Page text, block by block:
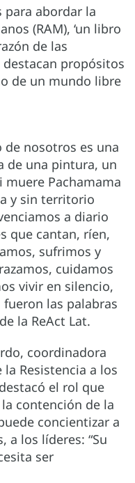
para abordar la
(RAM), ‘un libro
de las
destacan propósitos
de un mundo libre
de nosotros es una
de una pintura, un
muere Pachamama
y sin territorio
a diario
que cantan, ríen,
sufrimos y
cuidamos
vivir en silencio,
las palabras
la ReAct Lat.
coordinadora
Resistencia a los
el rol que
contención de la
concientizar a
a los líderes: “Su
ser